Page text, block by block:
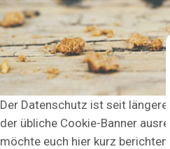
Der Datenschutz ist seit
der übliche Cookie-Banner
möchte euch hier kurz